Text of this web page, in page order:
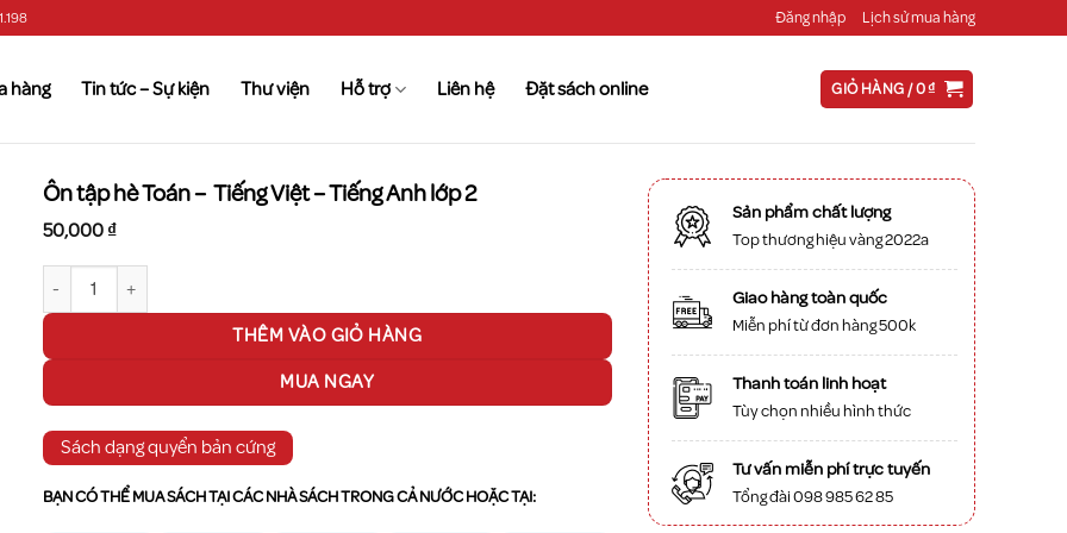
Đăng nhập Lịch sử mua hàng
hàng Tin tức – Sự kiện Thư viện Hỗ trợ Liên hệ Đặt sách online GIỎ HÀNG /0₫
Ôn tập hè Toán – Tiếng Việt – Tiếng Anh lớp 2
50,000₫
Ôn tập hè Toán - Tiếng Việt - Tiếng Anh lớp 2 số lượng
THÊM VÀO GIỎ HÀNG
MUA NGAY
Sách dạng quyển bản cứng
BẠN CÓ THỂ MUA SÁCH TẠI CÁC NHÀ SÁCH TRONG CẢ NƯỚC HOẶC TẠI:
Sản phẩm chất lượng
Top thương hiệu vàng 2022a
Giao hàng toàn quốc
Miễn phí từ đơn hàng 500k
Thanh toán linh hoạt
Tùy chọn nhiều hình thức
Tư vấn miễn phí trực tuyến
Tổng đài 098 985 62 85